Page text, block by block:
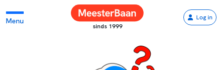
Menu
sinds 1999
Log in